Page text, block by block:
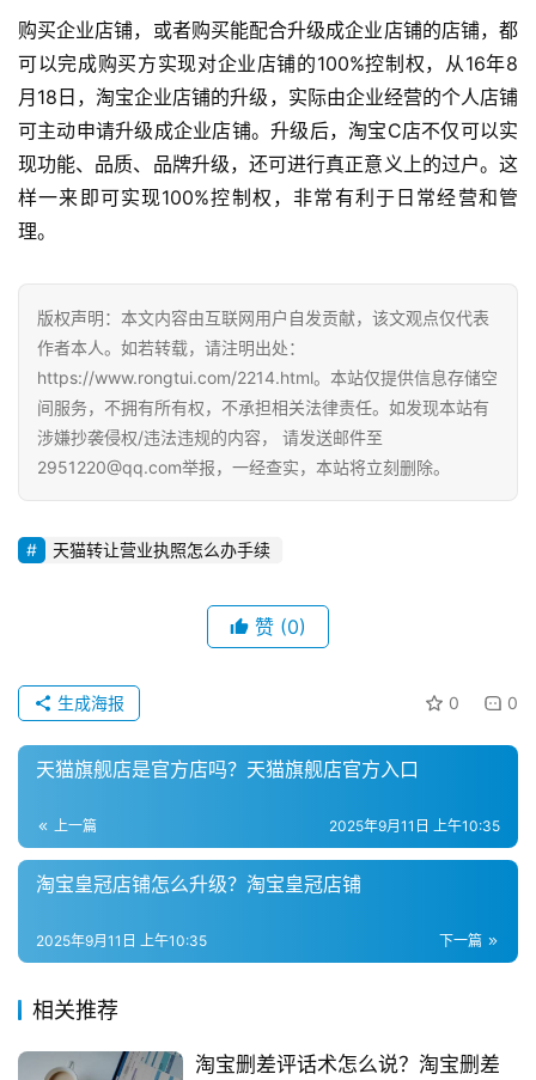
购买企业店铺，或者购买能配合升级成企业店铺的店铺，都
可以完成购买方实现对企业店铺的100%控制权，从16年8
月18日，淘宝企业店铺的升级，实际由企业经营的个人店铺
可主动申请升级成企业店铺。升级后，淘宝C店不仅可以实
现功能、品质、品牌升级，还可进行真正意义上的过户。这
样一来即可实现100%控制权，非常有利于日常经营和管
理。
版权声明：本文内容由互联网用户自发贡献，该文观点仅代表
作者本人。如若转载，请注明出处：
https://www.rongtui.com/2214.html。本站仅提供信息存储空
间服务，不拥有所有权，不承担相关法律责任。如发现本站有
涉嫌抄袭侵权/违法违规的内容， 请发送邮件至
2951220@qq.com举报，一经查实，本站将立刻删除。
天猫转让营业执照怎么办手续
赞 (0)
0 0
生成海报
天猫旗舰店是官方店吗？天猫旗舰店官方入口
上一篇 2025年9月11日 上午10:35
淘宝皇冠店铺怎么升级？淘宝皇冠店铺
下一篇
2025年9月11日 上午10:35
相关推荐
淘宝删差评话术怎么说？淘宝删差